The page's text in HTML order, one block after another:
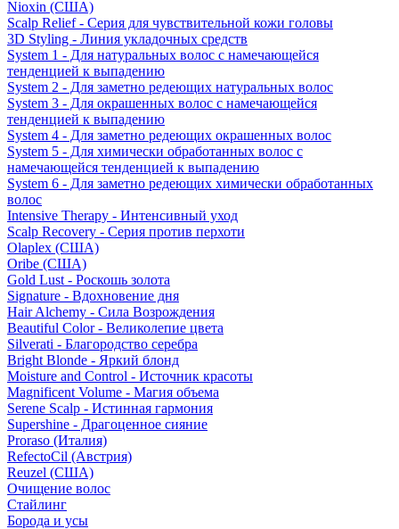
Nioxin (США)
Scalp Relief - Серия для чувствительной кожи головы
3D Styling - Линия укладочных средств
System 1 - Для натуральных волос с намечающейся
тенденцией к выпадению
System 2 - Для заметно редеющих натуральных волос
System 3 - Для окрашенных волос с намечающейся
тенденцией к выпадению
System 4 - Для заметно редеющих окрашенных волос
System 5 - Для химически обработанных волос с
намечающейся тенденцией к выпадению
System 6 - Для заметно редеющих химически обработанных
волос
Intensive Therapy - Интенсивный уход
Scalp Recovery - Серия против перхоти
Olaplex (США)
Oribe (США)
Gold Lust - Роскошь золота
Signature - Вдохновение дня
Hair Alchemy - Сила Возрождения
Beautiful Color - Великолепие цвета
Silverati - Благородство серебра
Bright Blonde - Яркий блонд
Moisture and Control - Источник красоты
Magnificent Volume - Магия объема
Serene Scalp - Истинная гармония
Supershine - Драгоценное сияние
Proraso (Италия)
RefectoCil (Австрия)
Reuzel (США)
Очищение волос
Стайлинг
Борода и усы